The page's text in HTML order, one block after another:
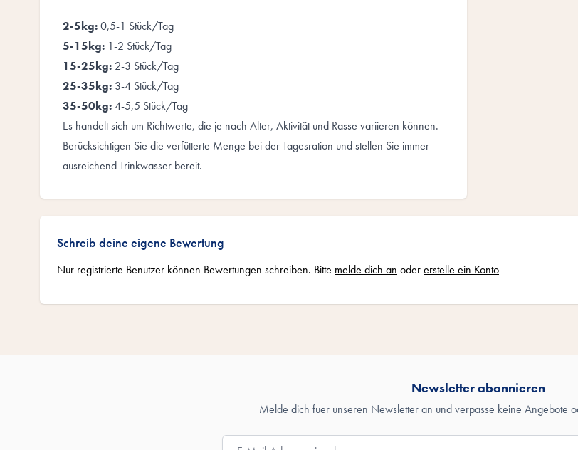
2-5kg:0,5-1 Stück/Tag
5-15kg: 1-2 Stück/Tag
15-25kg: 2-3 Stück/Tag
25-35kg: 3-4 Stück/Tag
35-50kg:4-5,5 Stück/Tag
Es handelt sich um Richtwerte, die je nach Alter, Aktivität und Rasse variieren können.
Berücksichtigen Sie die verfütterte Menge bei der Tagesration und stellen Sie immer
ausreichend Trinkwasser bereit.
Schreib deine eigene Bewertung
Nur registrierte Benutzer können Bewertungen schreiben. Bitte melde dich an odererstelle ein Konto
Newsletter abonnieren
Melde dich fuer unseren Newsletter an und verpasse keine Angebote
E-Mail-Adresse